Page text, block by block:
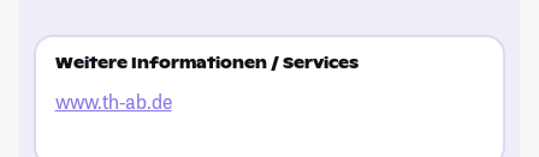
Weitere Informationen / Services
www.th-ab.de